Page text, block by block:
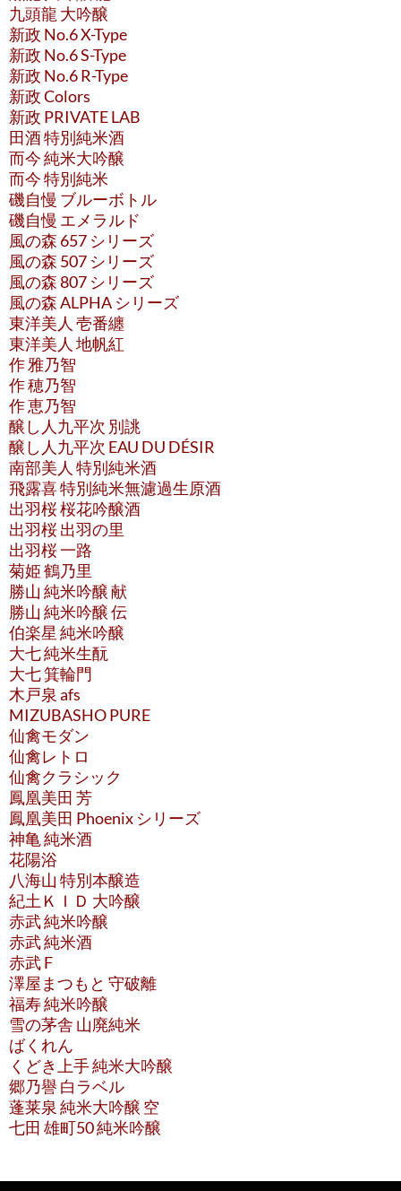
九頭龍 大吟醸
新政 No.6 X-Type
新政 No.6 S-Type
新政 No.6 R-Type
新政 Colors
新政 PRIVATE LAB
田酒 特別純米酒
而今 純米大吟醸
而今 特別純米
磯自慢 ブルーボトル
磯自慢 エメラルド
風の森 657 シリーズ
風の森 507 シリーズ
風の森 807 シリーズ
風の森 ALPHA シリーズ
東洋美人 壱番纏
東洋美人 地帆紅
作 雅乃智
作 穂乃智
作 恵乃智
醸し人九平次 別誂
醸し人九平次 EAU DU DÉSIR
南部美人 特別純米酒
飛露喜 特別純米無濾過生原酒
出羽桜 桜花吟醸酒
出羽桜 出羽の里
出羽桜 一路
菊姫 鶴乃里
勝山 純米吟醸 献
勝山 純米吟醸 伝
伯楽星 純米吟醸
大七 純米生酛
大七 箕輪門
木戸泉 afs
MIZUBASHO PURE
仙禽モダン
仙禽レトロ
仙禽クラシック
鳳凰美田 芳
鳳凰美田 Phoenix シリーズ
神亀 純米酒
花陽浴
八海山 特別本醸造
紀土ＫＩＤ 大吟醸
赤武 純米吟醸
赤武 純米酒
赤武 F
澤屋まつもと 守破離
福寿 純米吟醸
雪の茅舎 山廃純米
ばくれん
くどき上手 純米大吟醸
郷乃譽 白ラベル
蓬莱泉 純米大吟醸 空
七田 雄町50 純米吟醸